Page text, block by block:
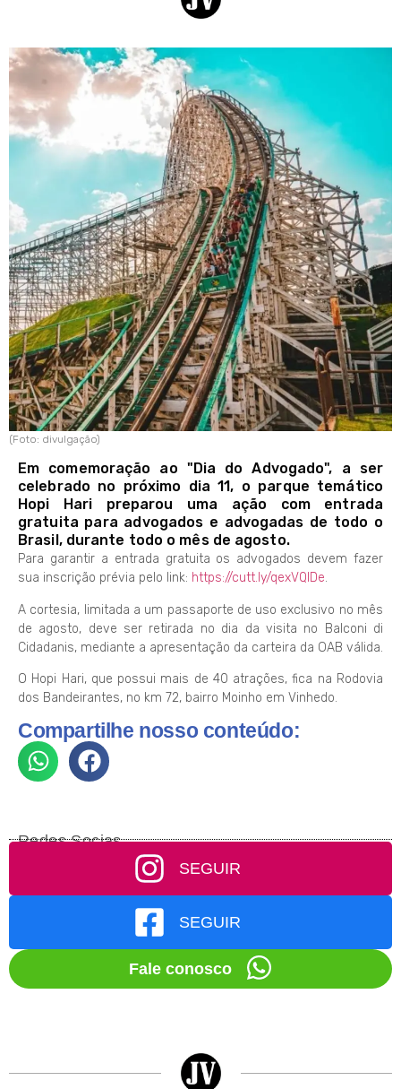
(Foto: divulgação)
Em comemoração ao "Dia do Advogado", a ser
celebrado no próximo dia 11, o parque temático
Hopi Hari preparou uma ação com entrada
gratuita para advogados e advogadas de todo o
Brasil, durante todo o mês de agosto.
Para garantir a entrada gratuita os advogados devem fazer
sua inscrição prévia pelo link: https://cutt.ly/qexVQlDe.
A cortesia, limitada a um passaporte de uso exclusivo no mês
de agosto, deve ser retirada no dia da visita no Balconi di
Cidadanis, mediante a apresentação da carteira da OAB válida.
O Hopi Hari, que possui mais de 40 atrações, fica na Rodovia
dos Bandeirantes, no km 72, bairro Moinho em Vinhedo.
Compartilhe nosso conteúdo:
Redes Socias
SEGUIR
SEGUIR
Fale conosco